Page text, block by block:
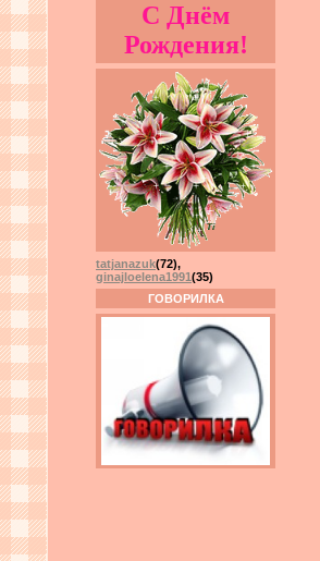
С Днём
Рождения!
tatjanazuk(72),
ginajloelena1991 (35)
ГОВОРИЛКА